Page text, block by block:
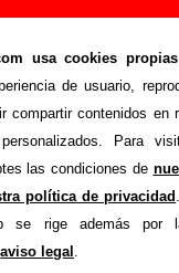
usa cookies
de usuario,
compartir contenidos en
Para
las condiciones de
política de privacidad
se rige además por
aviso legal .
A tribute to The
Varios grupos
>Discos de 1995
to The Kinks
recopilar todo
kink - A
artistas.
en el disco, también